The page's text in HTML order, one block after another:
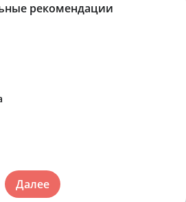
рекомендации
Далее